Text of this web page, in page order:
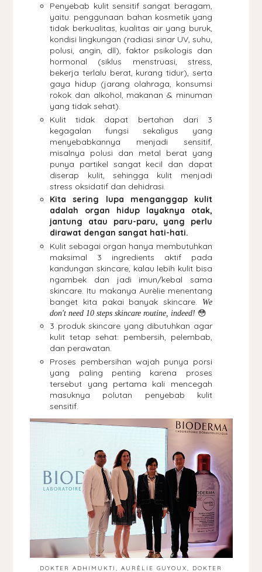
Penyebab kulit sensitif sangat beragam,
yaitu: penggunaan bahan kosmetik yang
tidak berkualitas, kualitas air yang buruk,
kondisi lingkungan (radiasi sinar UV, suhu,
polusi, angin, dll), faktor psikologis dan
hormonal (siklus menstruasi, stress,
bekerja terlalu berat, kurang tidur), serta
gaya hidup (jarang olahraga, konsumsi
rokok dan alkohol, makanan & minuman
yang tidak sehat).
Kulit tidak dapat bertahan dari 3
kegagalan fungsi sekaligus yang
menyebabkannya menjadi sensitif,
misalnya polusi dan metal berat yang
punya partikel sangat kecil dan dapat
diserap kulit, sehingga kulit menjadi
stress oksidatif dan dehidrasi.
Kita sering lupa menganggap kulit
adalah organ hidup layaknya otak,
jantung atau paru-paru, yang perlu
dirawat dengan sangat hati-hati.
Kulit sebagai organ hanya membutuhkan
maksimal 3 ingredients aktif pada
kandungan skincare, kalau lebih kulit bisa
ngambek dan jadi imun/kebal sama
skincare. Itu makanya Aurèlie menentang
banget kita pakai banyak skincare.
We
don't need 10 steps skincare routine, indeed! 😳
3 produk skincare yang dibutuhkan agar
kulit tetap sehat: pembersih, pelembab,
dan perawatan.
Proses pembersihan wajah punya porsi
yang paling penting karena proses
tersebut yang pertama kali mencegah
masuknya polutan penyebab kulit
sensitif.
DOKTER ADHIMUKTI, AURÈLIE GUYOUX, DOKTER